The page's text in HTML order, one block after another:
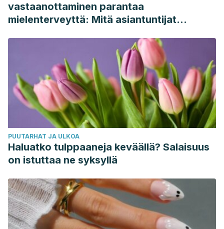
vastaanottaminen parantaa
mielenterveyttä: Mitä asiantuntijat
PUUTARHAT JA ULKOA
Haluatko tulppaaneja keväällä? Salaisuus
on istuttaa ne syksyllä